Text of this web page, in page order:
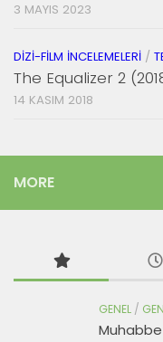
3 MAYIS 2023
DIZI-FILM İNCELEMELERI /
The Equalizer 2
14 KASIM 2018
MORE
GENEL /